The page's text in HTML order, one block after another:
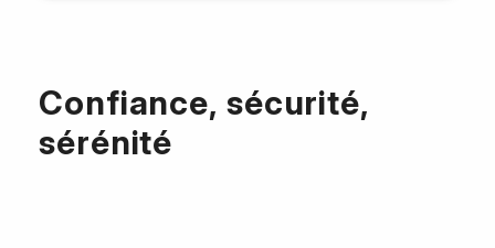
Confiance, sécurité,
sérénité